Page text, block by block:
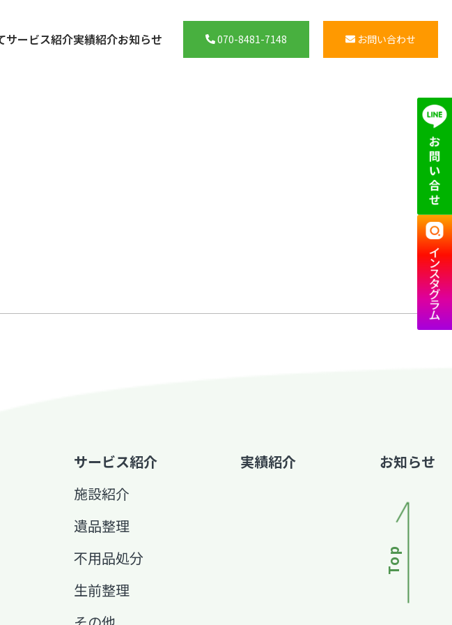
サービス紹介実績紹介お知らせ 070-8481-7148 お問い合わせ
サービス紹介
施設紹介
遺品整理
不用品処分
生前整理
実績紹介 お知らせ
Top